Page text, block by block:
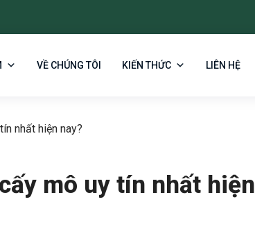
VỀ CHÚNG TÔI KIẾN THỨC LIÊN HỆ
nhất hiện nay?
mô uy tín nhất hiện